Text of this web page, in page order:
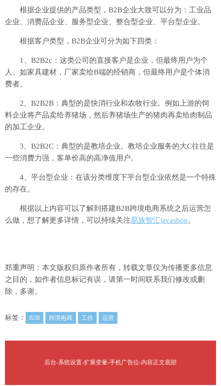
根据企业提供的产品类型，B2B企业大致可以分为：工业品
企业、消费品企业、服务型企业、整合型企业、平台型企业。
根据客户类型，B2B企业可分为如下四类：
1、B2B2c：这类公司的直接客户是企业，但最终用户为个
人。如家具建材，厂家卖给B端的经销商，但最终用户是个体消
费者。
2、B2B2B：典型的是快消行业和农牧行业。例如上游的饲
料企业将产品卖给养猪场，然后养猪场生产的猪肉再卖给肉制品
的加工企业。
3、B2B2C：典型的是教培企业。教培企业服务的大C往往是
一些消费力强，客单价高的高净值用户。
4、平台型企业：在该分类维度下平台型企业依然是一个特殊
的存在。
根据以上内容可以了解到搭建B2B跨境电商系统之后运营怎
么做，想了解更多详情，可以持续关注易族智汇javashop。
郑重声明：本文版权归原作者所有，转载文章仅为传播更多信息
之目的，如作者信息标记有误，请第一时间联系我们修改或删
除，多谢。
标签： B2B 跨境电商 工作 运营
后台-系统设置-扩展变量-手机广告位-内容正文底部